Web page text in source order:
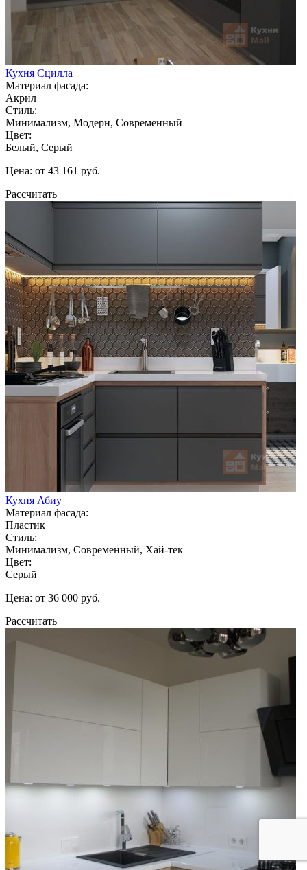
Кухня Сцилла
Материал фасада:
Акрил
Стиль:
Минимализм, Модерн, Современный
Цвет:
Белый, Серый
Цена: от 43 161 руб.
Рассчитать
Кухня Абиу
Материал фасада:
Пластик
Стиль:
Минимализм, Современный, Хай-тек
Цвет:
Серый
Цена: от 36 000 руб.
Рассчитать